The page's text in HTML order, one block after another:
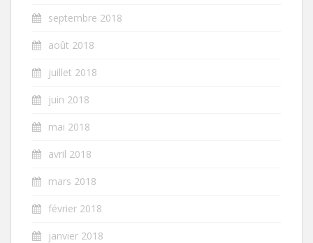
septembre 2018
août 2018
juillet 2018
juin 2018
mai 2018
avril 2018
mars 2018
février 2018
janvier 2018